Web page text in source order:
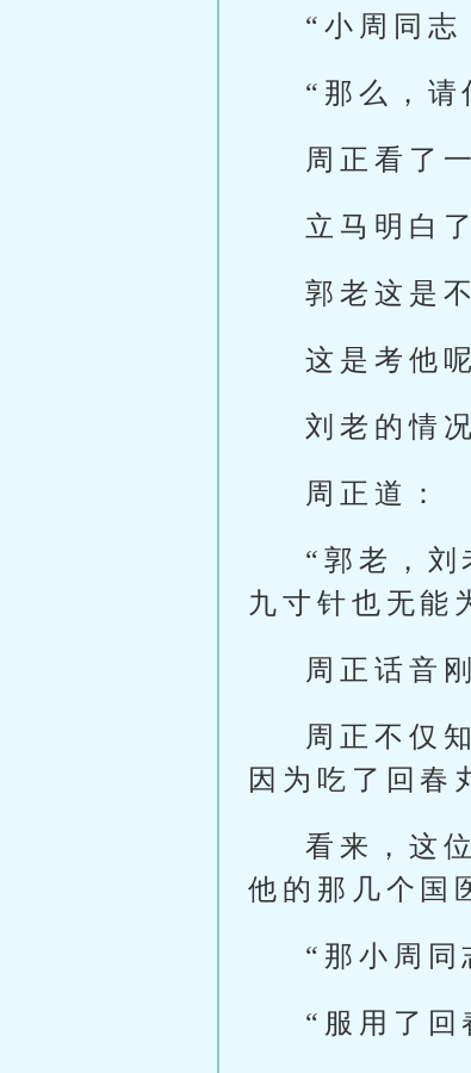
“小周同志
“那么，请
周正看了
立马明白了
郭老这是
这是考他
刘老的情
周正道：
“郭老，刘
九寸针也无能
周正话音
周正不仅
因为吃了回春
看来，这
他的那几个国
“那小周同
“服用了回